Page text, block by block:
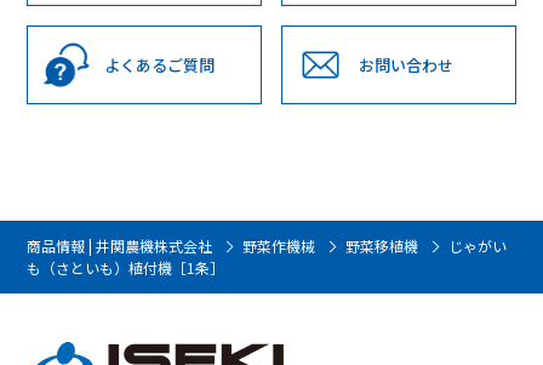
よくあるご質問 お問い合わせ
商品情報 | 井関農機株式会社 野菜作機械 野菜移植機
じゃがい
も （さといも）植付機 ［1条］